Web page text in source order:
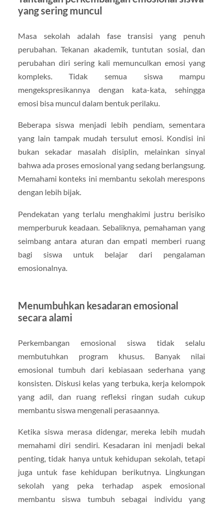
yang sering muncul
Masa sekolah adalah fase transisi yang penuh
perubahan. Tekanan akademik, tuntutan sosial, dan
perubahan diri sering kali memunculkan emosi yang
kompleks. Tidak semua siswa mampu
mengekspresikannya dengan kata-kata, sehingga
emosi bisa muncul dalam bentuk perilaku.
Beberapa siswa menjadi lebih pendiam, sementara
yang lain tampak mudah tersulut emosi. Kondisi ini
bukan sekadar masalah disiplin, melainkan sinyal
bahwa ada proses emosional yang sedang berlangsung.
Memahami konteks ini membantu sekolah merespons
dengan lebih bijak.
Pendekatan yang terlalu menghakimi justru berisiko
memperburuk keadaan. Sebaliknya, pemahaman yang
seimbang antara aturan dan empati memberi ruang
bagi siswa untuk belajar dari pengalaman
emosionalnya.
Menumbuhkan kesadaran emosional
secara alami
Perkembangan emosional siswa tidak selalu
membutuhkan program khusus. Banyak nilai
emosional tumbuh dari kebiasaan sederhana yang
konsisten. Diskusi kelas yang terbuka, kerja kelompok
yang adil, dan ruang refleksi ringan sudah cukup
membantu siswa mengenali perasaannya.
Ketika siswa merasa didengar, mereka lebih mudah
memahami diri sendiri. Kesadaran ini menjadi bekal
penting, tidak hanya untuk kehidupan sekolah, tetapi
juga untuk fase kehidupan berikutnya. Lingkungan
sekolah yang peka terhadap aspek emosional
membantu siswa tumbuh sebagai individu yang